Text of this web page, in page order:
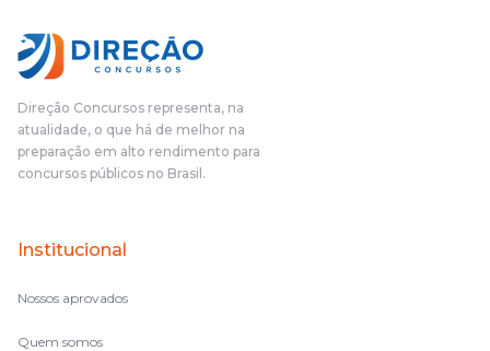
Direção Concursos representa, na
atualidade, o que há de melhor na
preparação em alto rendimento para
concursos públicos no Brasil.
Institucional
Nossos aprovados
Quem somos